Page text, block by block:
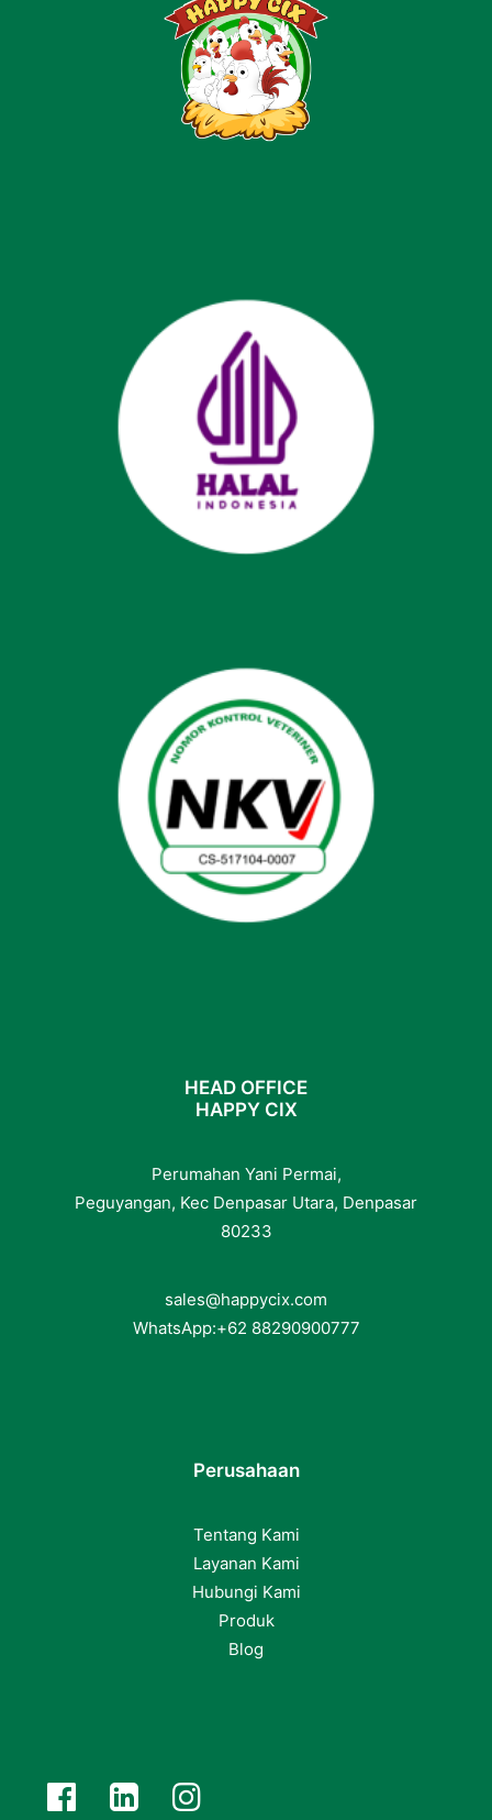
HEAD OFFICE
HAPPY CIX
Perumahan Yani Permai,
Peguyangan, Kec Denpasar Utara, Denpasar
80233
sales@happycix.com
WhatsApp:+62 88290900777
Perusahaan
Tentang Kami
Layanan Kami
Hubungi Kami
Produk
Blog